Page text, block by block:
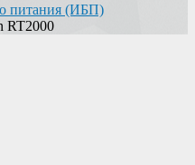
питания (ИБП)
RT2000